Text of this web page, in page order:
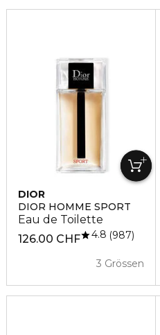
DIOR
DIOR HOMME SPORT
Eau de Toilette
126.00 CHF
3 Grössen
4.8 987